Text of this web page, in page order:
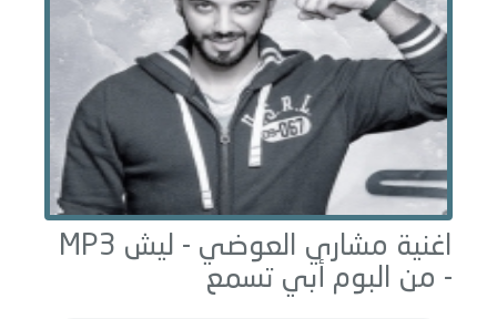
اغنية مشاري العوضي - ليش MP3
- من البوم أبي تسمع